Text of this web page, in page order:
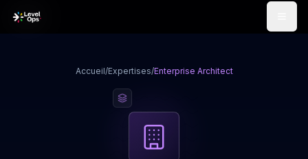
Accueil/Expertises/Enterprise Architect